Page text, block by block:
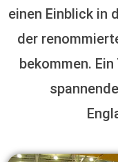
einen Einblick in
der
bekommen. Ein